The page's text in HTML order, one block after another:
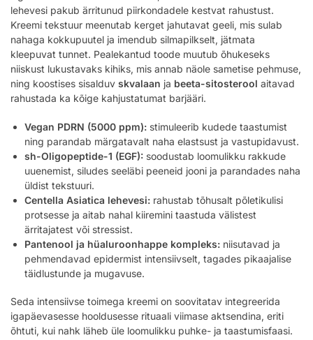
lehevesi pakub ärritunud piirkondadele kestvat rahustust.
Kreemi tekstuur meenutab kerget jahutavat geeli, mis sulab
nahaga kokkupuutel ja imendub silmapilkselt, jätmata
kleepuvat tunnet. Pealekantud toode muutub õhukeseks
niiskust lukustavaks kihiks, mis annab näole sametise pehmuse,
ning koostises sisalduv skvalaan ja beeta-sitosterool aitavad
rahustada ka kõige kahjustatumat barjääri.
Vegan PDRN (5000 ppm): stimuleerib kudede taastumist
ning parandab märgatavalt naha elastsust ja vastupidavust.
sh-Oligopeptide-1 (EGF): soodustab loomulikku rakkude
uuenemist, siludes seeläbi peeneid jooni ja parandades naha
üldist tekstuuri.
Centella Asiatica lehevesi: rahustab tõhusalt põletikulisi
protsesse ja aitab nahal kiiremini taastuda välistest
ärritajatest või stressist.
Pantenool ja hüaluroonhappe kompleks: niisutavad ja
pehmendavad epidermist intensiivselt, tagades pikaajalise
täidlustunde ja mugavuse.
Seda intensiivse toimega kreemi on soovitatav integreerida
igapäevasesse hooldusesse rituaali viimase aktsendina, eriti
õhtuti, kui nahk läheb üle loomulikku puhke- ja taastumisfaasi.